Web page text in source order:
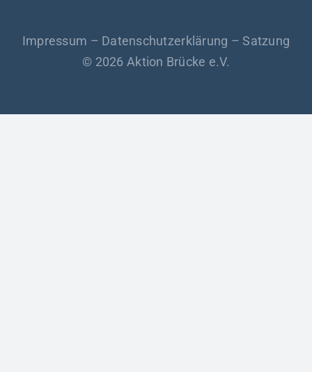
Impressum – Datenschutzerklärung – Satzung
© 2026 Aktion Brücke e.V.